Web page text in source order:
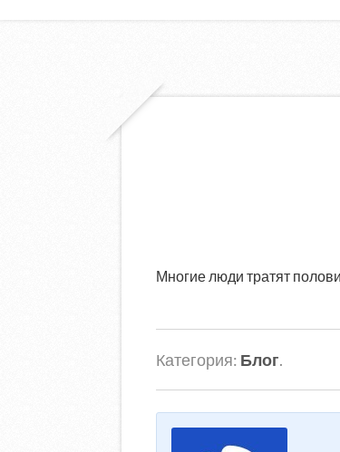
Многие люди тратят
Категория: Блог.